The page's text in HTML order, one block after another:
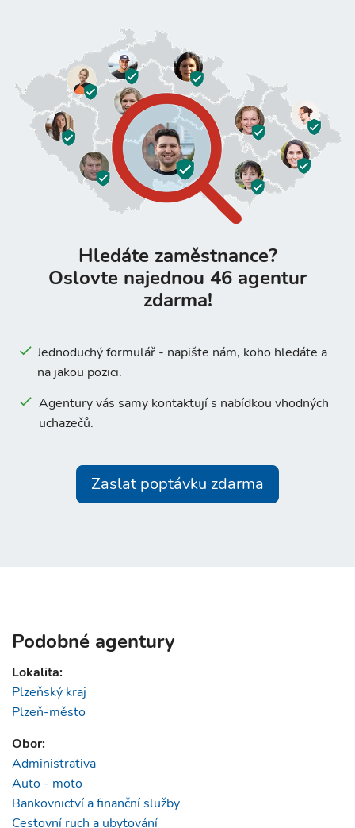
Hledáte zaměstnance?
Oslovte najednou 46 agentur
zdarma!
Jednoduchý formulář - napište nám, koho hledáte a
na jakou pozici.
Agentury vás samy kontaktují s nabídkou vhodných
uchazečů.
Zaslat poptávku zdarma
Podobné agentury
Lokalita:
Plzeňský kraj
Plzeň-město
Obor:
Administrativa
Auto - moto
Bankovnictví a finanční služby
Cestovní ruch a ubytování